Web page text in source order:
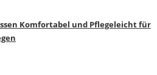
Komfortabel und Pflegeleicht für